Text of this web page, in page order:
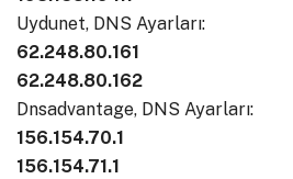
Uydunet, DNS Ayarları:
62.248.80.161
62.248.80.162
Dnsadvantage, DNS Ayarları:
156.154.70.1
156.154.71.1